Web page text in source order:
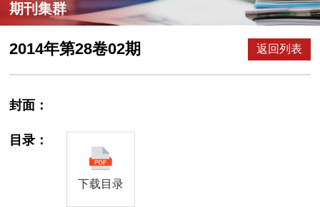
期刊集群
2014年第28卷02期 返回列表
封面：
目录：
下载目录